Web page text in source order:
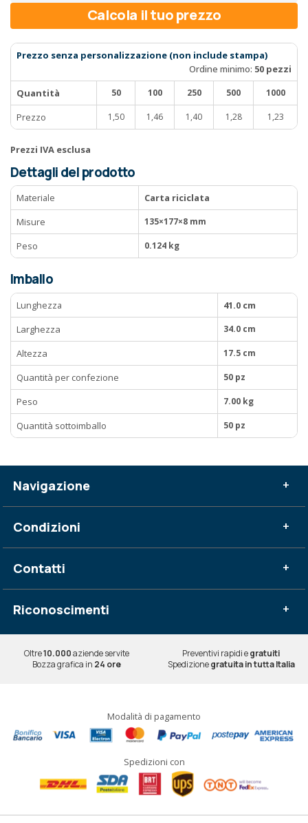
Calcola il tuo prezzo
Prezzo senza personalizzazione (non include stampa)
Ordine minimo: 50 pezzi
Quantità
50 100 250 500 1000
Prezzo 1,50 1,46 1,40 1,28 1,23
Prezzi IVA esclusa
Dettagli del prodotto
Materiale
Carta riciclata
Misure
135×177×8 mm
Peso 0.124 kg
Imballo
Lunghezza
41.0 cm
Larghezza
34.0 cm
Altezza 17.5 cm
Quantità per confezione 50 pz
Peso 7.00 kg
Quantità sottoimballo 50 pz
Navigazione +
Condizioni +
Contatti +
Riconoscimenti +
Oltre10.000aziende servite Preventivi rapidi egratuiti
Bozza grafica in 24 ore Spedizionegratuita in tutta Italia
Modalità di pagamento
Spedizioni con